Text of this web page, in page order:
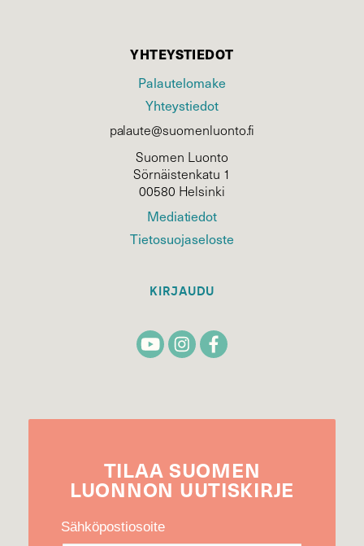
YHTEYSTIEDOT
Palautelomake
Yhteystiedot
palaute@suomenluonto.fi
Suomen Luonto
Sörnäistenkatu 1
00580 Helsinki
Mediatiedot
Tietosuojaseloste
KIRJAUDU
TILAA SUOMEN
LUONNON UUTIS­KIRJE
Sähköpostiosoite